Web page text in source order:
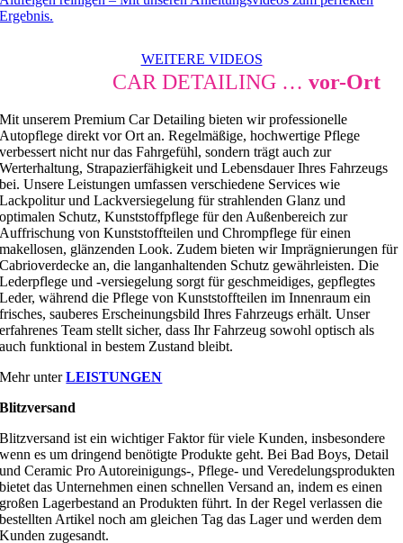
Ergebnis.
WEITERE VIDEOS
CAR DETAILING … vor-Ort
Mit unserem Premium Car Detailing bieten wir professionelle
Autopflege direkt vor Ort an. Regelmäßige, hochwertige Pflege
verbessert nicht nur das Fahrgefühl, sondern trägt auch zur
Werterhaltung, Strapazierfähigkeit und Lebensdauer Ihres Fahrzeugs
bei. Unsere Leistungen umfassen verschiedene Services wie
Lackpolitur und Lackversiegelung für strahlenden Glanz und
optimalen Schutz, Kunststoffpflege für den Außenbereich zur
Auffrischung von Kunststoffteilen und Chrompflege für einen
makellosen, glänzenden Look. Zudem bieten wir Imprägnierungen für
Cabrioverdecke an, die langanhaltenden Schutz gewährleisten. Die
Lederpflege und -versiegelung sorgt für geschmeidiges, gepflegtes
Leder, während die Pflege von Kunststoffteilen im Innenraum ein
frisches, sauberes Erscheinungsbild Ihres Fahrzeugs erhält. Unser
erfahrenes Team stellt sicher, dass Ihr Fahrzeug sowohl optisch als
auch funktional in bestem Zustand bleibt.
Mehr unterLEISTUNGEN
Blitzversand
Blitzversand ist ein wichtiger Faktor für viele Kunden, insbesondere
wenn es um dringend benötigte Produkte geht. Bei Bad Boys, Detail
und Ceramic Pro Autoreinigungs-, Pflege- und Veredelungsprodukten
bietet das Unternehmen einen schnellen Versand an, indem es einen
großen Lagerbestand an Produkten führt. In der Regel verlassen die
bestellten Artikel noch am gleichen Tag das Lager und werden dem
Kunden zugesandt.